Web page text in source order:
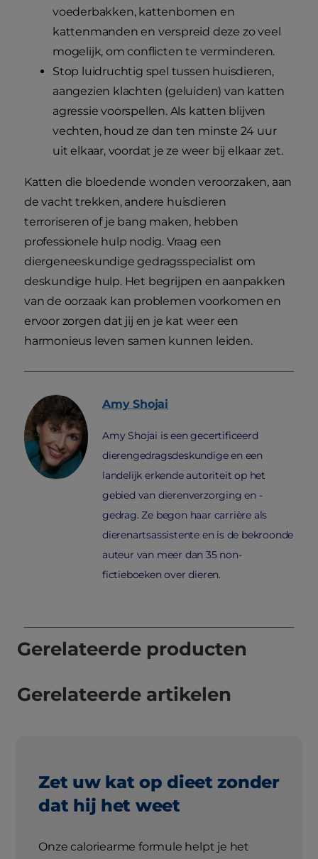
voederbakken, kattenbomen en
kattenmanden en verspreid deze zo veel
mogelijk, om conflicten te verminderen.
Stop luidruchtig spel tussen huisdieren,
aangezien klachten (geluiden) van katten
agressie voorspellen. Als katten blijven
vechten, houd ze dan ten minste 24 uur
uit elkaar, voordat je ze weer bij elkaar zet.
Katten die bloedende wonden veroorzaken, aan
de vacht trekken, andere huisdieren
terroriseren of je bang maken, hebben
professionele hulp nodig. Vraag een
diergeneeskundige gedragsspecialist om
deskundige hulp. Het begrijpen en aanpakken
van de oorzaak kan problemen voorkomen en
ervoor zorgen dat jij en je kat weer een
harmonieus leven samen kunnen leiden.
Amy Shojai
Amy Shojai is een gecertificeerd
dierengedragsdeskundige en een
landelijk erkende autoriteit op het
gebied van dierenverzorging en -
gedrag. Ze begon haar carrière als
dierenartsassistente en is de bekroonde
auteur van meer dan 35 non-
fictieboeken over dieren.
Gerelateerde producten
Gerelateerde artikelen
Zet uw kat op dieet zonder
dat hij het weet
Onze caloriearme formule helpt je het